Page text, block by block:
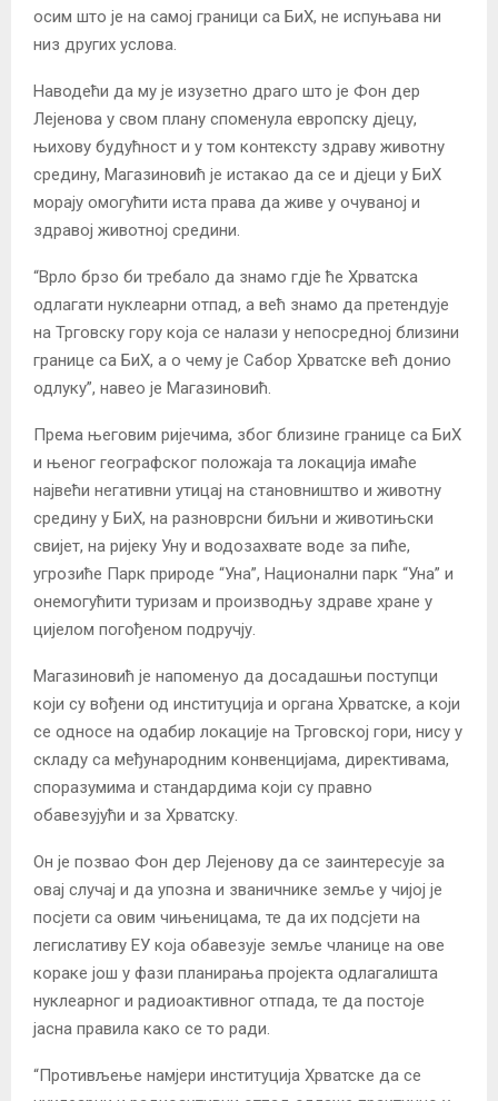
осим што је на самој граници са БиХ, не испуњава ни
низ других услова.
Наводећи да му је изузетно драго што је Фон дер
Лејенова у свом плану споменула европску дјецу,
њихову будућност и у том контексту здраву животну
средину, Магазиновић је истакао да се и дјеци у БиХ
морају омогућити иста права да живе у очуваној и
здравој животној средини.
“Врло брзо би требало да знамо гдје ће Хрватска
одлагати нуклеарни отпад, а већ знамо да претендује
на Трговску гору која се налази у непосредној близини
границе са БиХ, а о чему је Сабор Хрватске већ донио
одлуку”, навео је Магазиновић.
Према његовим ријечима, због близине границе са БиХ
и њеног географског положаја та локација имаће
највећи негативни утицај на становништво и животну
средину у БиХ, на разноврсни биљни и животињски
свијет, на ријеку Уну и водозахвате воде за пиће,
угрозиће Парк природе “Уна”, Национални парк “Уна” и
онемогућити туризам и производњу здраве хране у
цијелом погођеном подручју.
Магазиновић је напоменуо да досадашњи поступци
који су вођени од институција и органа Хрватске, а који
се односе на одабир локације на Трговској гори, нису у
складу са међународним конвенцијама, директивама,
споразумима и стандардима који су правно
обавезујући и за Хрватску.
Он је позвао Фон дер Лејенову да се заинтересује за
овај случај и да упозна и званичнике земље у чијој је
посјети са овим чињеницама, те да их подсјети на
легислативу ЕУ која обавезује земље чланице на ове
кораке још у фази планирања пројекта одлагалишта
нуклеарног и радиоактивног отпада, те да постоје
јасна правила како се то ради.
“Противљење намјери институција Хрватске да се